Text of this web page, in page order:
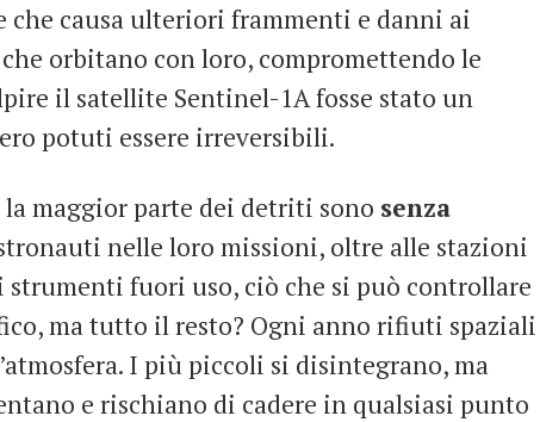
causa ulteriori frammenti e danni ai
orbitano con loro, compromettendo le
il satellite Sentinel-1A fosse stato un
potuti essere irreversibili.
maggior parte dei detriti sono senza
nelle loro missioni, oltre alle stazioni
fuori uso, ciò che si può controllare
ma tutto il resto? Ogni anno rifiuti spaziali
I più piccoli si disintegrano, ma
e rischiano di cadere in qualsiasi punto